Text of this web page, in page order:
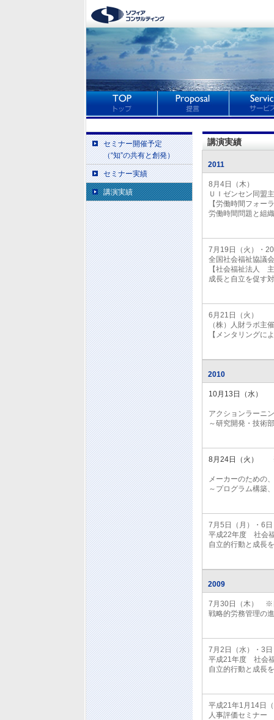
セミナー開催予定
（“知”の共有と創発）
セミナー実績
講演実績
講演実績
2011
8月4日（木）
ＵＩゼンセン同盟
【労働時間フォ
労働時間問題と組
7月19日（火）・
全国社会福祉協
【社会福祉法人
成長と自立を促す
6月21日（火）
（株）人財ラボ主
【メンタリングに
2010
10月13日（水
アクションラーニ
～研究開発・技術
8月24日（火）
メーカーのための
～プログラム構築
7月5日（月）・6
平成22年度 社会
自立的行動と成長
2009
7月30日（木） ※
戦略的労務管理の
7月2日（水）・3
平成21年度 社会
自立的行動と成長
平成21年1月14
人事評価セミナー